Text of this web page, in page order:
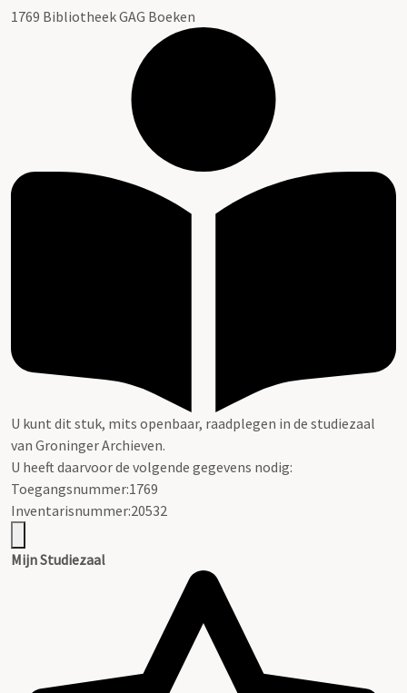
1769 Bibliotheek GAG Boeken
U kunt dit stuk, mits openbaar, raadplegen in de studiezaal
van Groninger Archieven.
U heeft daarvoor de volgende gegevens nodig:
Toegangsnummer:1769
Inventarisnummer:20532
Mijn Studiezaal